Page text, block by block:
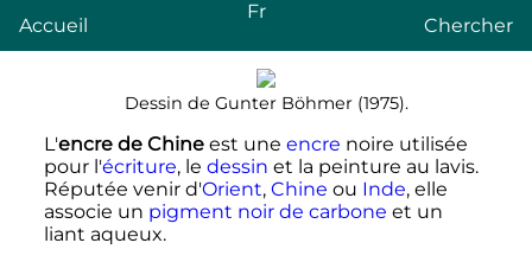
Accueil
Fr
Chercher
Dessin de Gunter Böhmer (1975).
L'encre de Chineest une encre noire utilisée
pour l'écriture, le dessin et la peinture au lavis.
Réputée venir d'Orient, Chine ou Inde, elle
associe un pigment noir de carbone et un
liant aqueux.